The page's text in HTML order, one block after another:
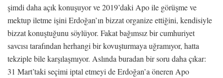
şimdi daha açık konuşuyor ve 2019’daki Apo ile görüşme ve
mektup iletme işini Erdoğan’ın bizzat organize ettiğini, kendisiyle
bizzat konuştuğunu söylüyor. Fakat bağımsız bir cumhuriyet
savcısı tarafından herhangi bir kovuşturmaya uğramıyor, hatta
tekziple bile karşılaşmıyor. Aslında buradan bir soru daha çıkar:
31 Mart’taki seçimi iptal etmeyi de Erdoğan’a öneren Apo